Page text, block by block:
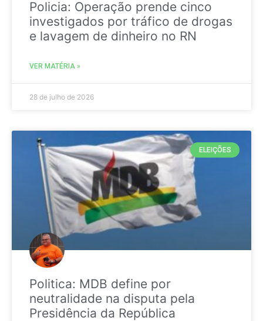
Policia: Operação prende cinco
investigados por tráfico de drogas
e lavagem de dinheiro no RN
VER MATÉRIA »
28 de julho de 2026
ELEIÇÕES
Politica: MDB define por
neutralidade na disputa pela
Presidência da República